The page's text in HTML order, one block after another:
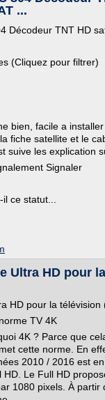
...
Décodeur TNT HD
(Cliquez pour filtrer)
bien, facile a
fiche satellite et le
suive les explication
Signaler
ce statut...
Ultra HD pour
HD pour la télévision
TV 4K
4K ? Parce que
cette norme. En
2010 / 2016 est
HD. Le Full HD
1080 pixels. À partir